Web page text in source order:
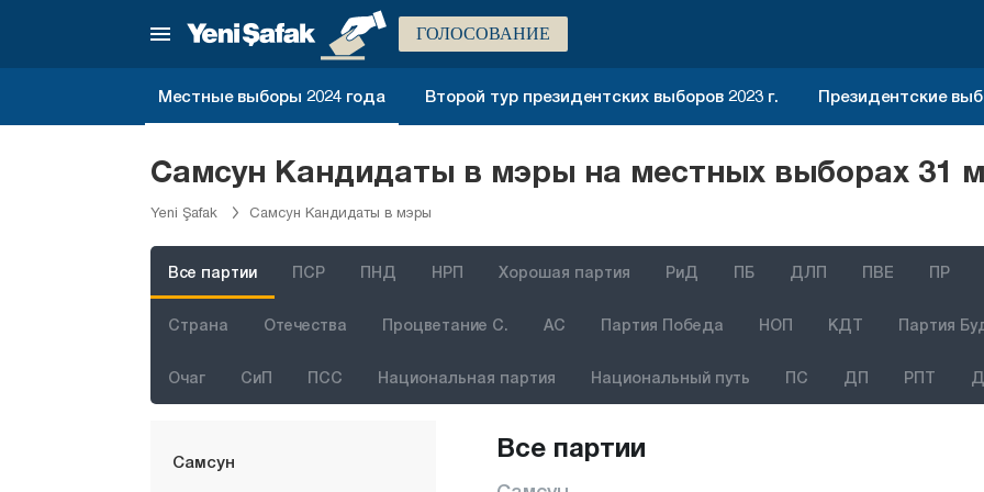
ГОЛОСОВАНИЕ
Местные выборы 2024 года Второй тур президентских выборов 2023 г. Президентские
Самсун Кандидаты в мэры на местных выборах 31
Yeni Şafak Самсун Кандидаты в мэры
Все партии ПСР ПНД НРП Хорошая партия РиД ПБ ДЛП ПВЕ ПР
Страна Отечества Процветание С. АС Партия Победа НОП КДТ Партия
Очаг СиП ПСС Национальная партия Национальный путь ПС ДП РПТ
Маниса
Нигде
Ризе
Самсун
Все партии